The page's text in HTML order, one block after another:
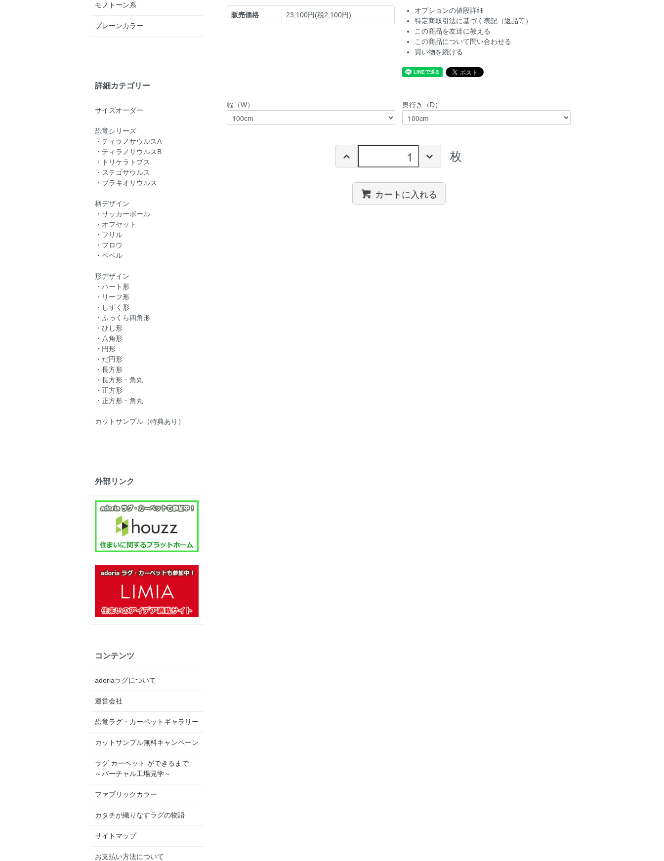
販売価格 23,100円(税2,100円)
オプションの値段詳細
特定商取引法に基づく表記（返品等）
この商品を友達に教える
この商品について問い合わせる
買い物を続ける
幅（W） 奥行き（D）
枚
カートに入れる
モノトーン系
プレーンカラー
詳細カテゴリー
サイズオーダー
恐竜シリーズ
・ティラノサウルスA
・ティラノサウルスB
・トリケラトプス
・ステゴサウルス
・ブラキオサウルス
柄デザイン
・サッカーボール
・オフセット
・フリル
・フロウ
・ベベル
形デザイン
・ハート形
・リーフ形
・しずく形
・ふっくら四角形
・ひし形
・八角形
・円形
・だ円形
・長方形
・長方形・角丸
・正方形
・正方形・角丸
カットサンプル（特典あり）
外部リンク
コンテンツ
adoriaラグについて
運営会社
恐竜ラグ・カーペットギャラリー
カットサンプル無料キャンペーン
ラグ カーペット ができるまで
～バーチャル工場見学～
ファブリックカラー
カタチが織りなすラグの物語
サイトマップ
お支払い方法について